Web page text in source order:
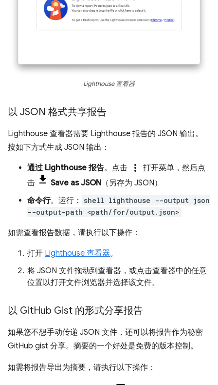
Lighthouse 查看器
以 JSON 格式共享报告
Lighthouse 查看器需要 Lighthouse 报告的 JSON 输出。
按如下方式生成 JSON 输出：
通过 Lighthouse 报告。点击 more_vert
打开菜单，然后点
击
Save as JSON （另存为 JSON）
命令行。运行：
shell lighthouse --output json
--output-path <path/for/output.json>
如需查看报告数据，请执行以下操作：
打开 Lighthouse 查看器。
将 JSON 文件拖动到查看器，或点击查看器中的任意
位置以打开文件浏览器并选择该文件。
以 GitHub Gist 的形式分享报告
如果您不想手动传递 JSON 文件，还可以将报告作为秘密
GitHub gist 分享。摘要的一个好处是免费的版本控制。
如需将报告导出为摘要，请执行以下操作：